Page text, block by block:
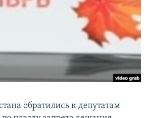
обратились к депутатам